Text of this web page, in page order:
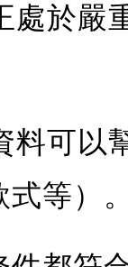
處於嚴
料可以
式等）